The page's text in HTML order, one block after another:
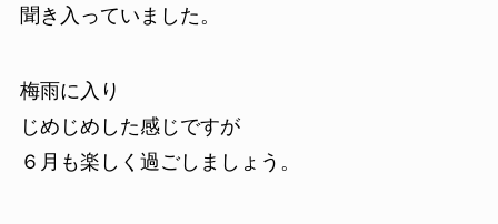
聞き入っていました。
梅雨に入り
じめじめした感じですが
６月も楽しく過ごしましょう。